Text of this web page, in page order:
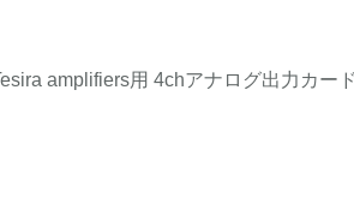
amplifiers用 4chアナログ出力カー